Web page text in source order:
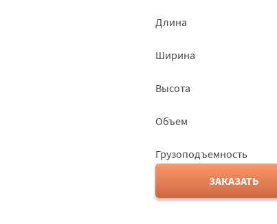
Длина
Ширина
Высота
Объем
Грузоподъемность
ЗАКАЗАТЬ